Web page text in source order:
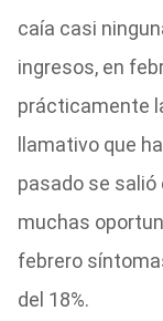
caía casi
ingresos, en
prácticamente
llamativo que
pasado se salió
muchas
febrero
del 18%.